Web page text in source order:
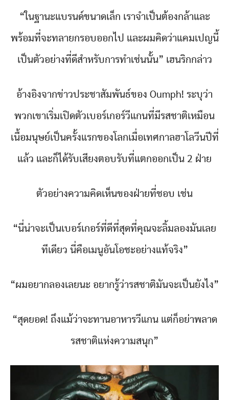
“ในฐานะแบรนด์ขนาดเล็ก เราจำเป็นต้องกล้าและ
พร้อมที่จะทลายกรอบออกไป และผมคิดว่าแคมเปญนี้
เป็นตัวอย่างที่ดีสำหรับการทำเช่นนั้น” เฮนริกกล่าว
อ้างอิงจากข่าวประชาสัมพันธ์ของ Oumph! ระบุว่า
พวกเขาเริ่มเปิดตัวเบอร์เกอร์วีแกนที่มีรสชาติเหมือน
เนื้อมนุษย์เป็นครั้งแรกของโลกเมื่อเทศกาลฮาโลวีนปีที่
แล้ว และก็ได้รับเสียงตอบรับที่แตกออกเป็น 2 ฝ่าย
ตัวอย่างความคิดเห็นของฝ่ายที่ชอบ เช่น
“นี่น่าจะเป็นเบอร์เกอร์ที่ดีที่สุดที่คุณจะลิ้มลองมันเลย
ทีเดียว นี่คือเมนูอันโอชะอย่างแท้จริง”
“ผมอยากลองเลยนะ อยากรู้ว่ารสชาติมันจะเป็นยังไง”
“สุดยอด! ถึงแม้ว่าจะทานอาหารวีแกน แต่ก็อย่าพลาด
รสชาติแห่งความสนุก”